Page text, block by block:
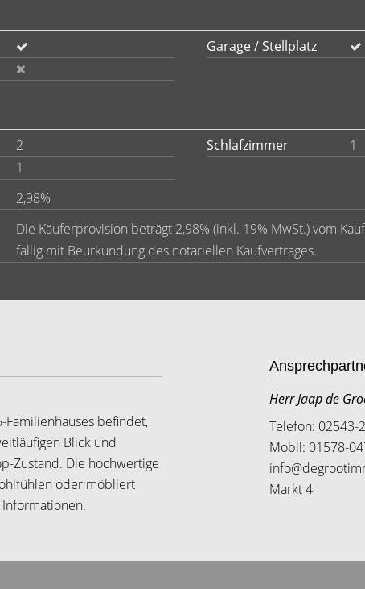
Garage / Stellplatz
2 Schlafzimmer
1
1
2,98%
Die Käuferprovision beträgt 2,98% (inkl. 19% MwSt.) vom
fällig mit Beurkundung des notariellen Kaufvertrages.
Familienhauses befindet,
Blick und
Zustand. Die hochwertige
oder möbliert
Herr Jaap de
Telefon: 02543-
Mobil: 01578-
Markt 4